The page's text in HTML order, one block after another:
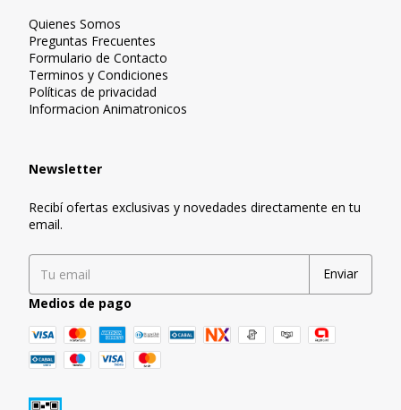
Quienes Somos
Preguntas Frecuentes
Formulario de Contacto
Terminos y Condiciones
Políticas de privacidad
Informacion Animatronicos
Newsletter
Recibí ofertas exclusivas y novedades directamente en tu
email.
Medios de pago